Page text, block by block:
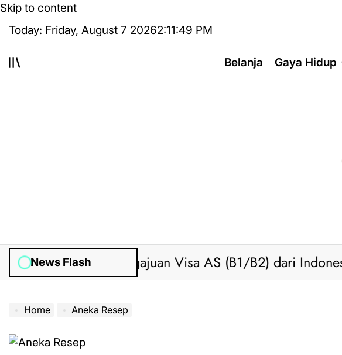
Skip to content
Today: Friday, August 7 20262:11:50 PM
Belanja Gaya Hidup
News Flash
by Bantuan Pengajuan Visa AS (B1/B2) dari Indonesiaon
Home Aneka Resep